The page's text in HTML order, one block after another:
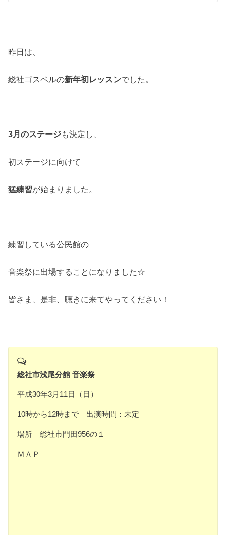
昨日は、
総社ゴスペルの新年初レッスンでした。
3月のステージも決定し、
初ステージに向けて
猛練習が始まりました。
練習している公民館の
音楽祭に出場することになりました☆
皆さま、是非、聴きに来てやってください！
総社市浅尾分館 音楽祭
平成30年3月11日（日）
10時から12時まで 出演時間：未定
場所 総社市門田956の１
ＭＡＰ